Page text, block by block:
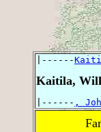
|------
Kaitila,
|------ ,